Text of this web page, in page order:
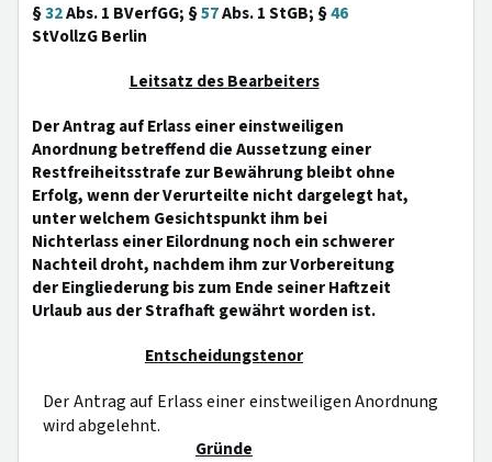
§32Abs. 1 BVerfGG; §57Abs. 1 StGB; §46
StVollzG Berlin
Leitsatz des Bearbeiters
Der Antrag auf Erlass einer einstweiligen
Anordnung betreffend die Aussetzung einer
Restfreiheitsstrafe zur Bewährung bleibt ohne
Erfolg, wenn der Verurteilte nicht dargelegt hat,
unter welchem Gesichtspunkt ihm bei
Nichterlass einer Eilordnung noch ein schwerer
Nachteil droht, nachdem ihm zur Vorbereitung
der Eingliederung bis zum Ende seiner Haftzeit
Urlaub aus der Strafhaft gewährt worden ist.
Entscheidungstenor
Der Antrag auf Erlass einer einstweiligen Anordnung
wird abgelehnt.
Gründe